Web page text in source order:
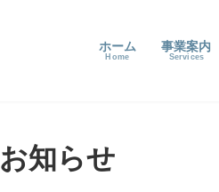
ホーム 事業案内
お知らせ